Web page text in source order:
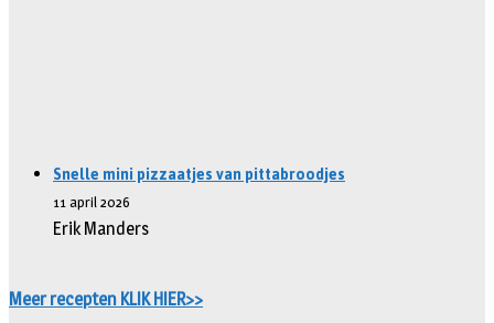
Snelle mini pizzaatjes van pittabroodjes
11 april 2026
Erik Manders
Meer recepten KLIK HIER>>